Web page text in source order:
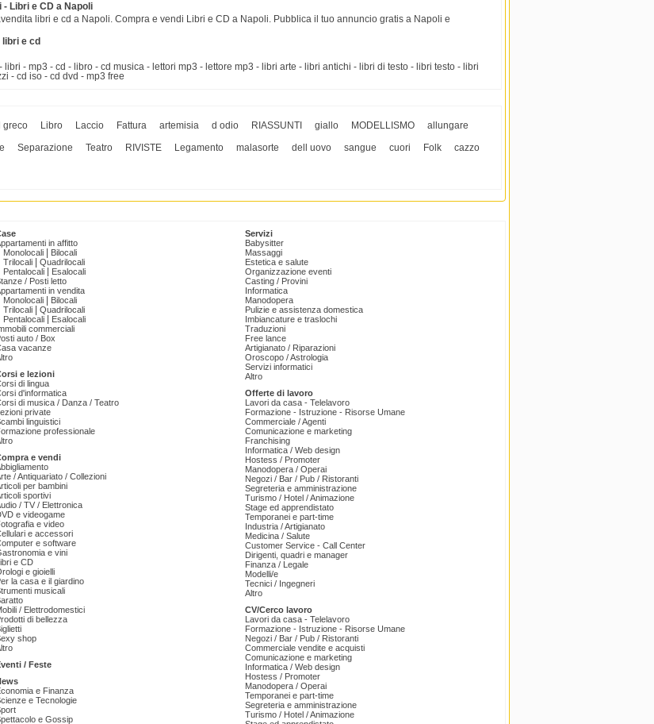
Libri e CD a Napoli
libri e cd a Napoli. Compra e vendi Libri e CD a Napoli. Pubblica il tuo annuncio gratis a Napoli e
e cd
libri - mp3 - cd - libro - cd musica - lettori mp3 - lettore mp3 - libri arte - libri antichi - libri di testo - libri testo - libri
- cd iso - cd dvd - mp3 free
greco Libro Laccio Fattura artemisia d odio RIASSUNTI giallo MODELLISMO
allungare
Separazione Teatro RIVISTE Legamento malasorte dell uovo sangue cuori Folk
cazzo
in affitto
Monolocali
Bilocali
Trilocali
Quadrilocali
Pentalocali
Esalocali
/ Posti letto
in vendita
Monolocali
Bilocali
Trilocali
Quadrilocali
Pentalocali
Esalocali
commerciali
auto / Box
vacanze
e lezioni
di lingua
d'informatica
di musica / Danza / Teatro
private
linguistici
professionale
e vendi
/ Antiquariato / Collezioni
per bambini
sportivi
/ TV / Elettronica
e videogame
e video
e accessori
e software
e vini
e CD
e gioielli
la casa e il giardino
musicali
/ Elettrodomestici
di bellezza
shop
/ Feste
e Finanza
e Tecnologie
e Gossip
Servizi
Babysitter
Massaggi
Estetica e salute
Organizzazione eventi
Casting / Provini
Informatica
Manodopera
Pulizie e assistenza domestica
Imbiancature e traslochi
Traduzioni
Free lance
Artigianato / Riparazioni
Oroscopo / Astrologia
Servizi informatici
Altro
Offerte di lavoro
Lavori da casa - Telelavoro
Formazione - Istruzione - Risorse Umane
Commerciale / Agenti
Comunicazione e marketing
Franchising
Informatica / Web design
Hostess / Promoter
Manodopera / Operai
Negozi / Bar / Pub / Ristoranti
Segreteria e amministrazione
Turismo / Hotel / Animazione
Stage ed apprendistato
Temporanei e part-time
Industria / Artigianato
Medicina / Salute
Customer Service - Call Center
Dirigenti, quadri e manager
Finanza / Legale
Modelli/e
Tecnici / Ingegneri
Altro
CV/Cerco lavoro
Lavori da casa - Telelavoro
Formazione - Istruzione - Risorse Umane
Negozi / Bar / Pub / Ristoranti
Commerciale vendite e acquisti
Comunicazione e marketing
Informatica / Web design
Hostess / Promoter
Manodopera / Operai
Temporanei e part-time
Segreteria e amministrazione
Turismo / Hotel / Animazione